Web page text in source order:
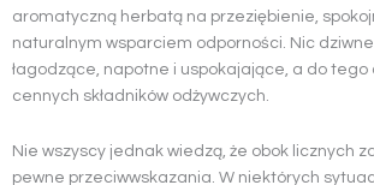
aromatyczną herbatą na przeziębienie,
naturalnym wsparciem odporności. Nic
łagodzące, napotne i uspokajające, a do
cennych składników odżywczych.
Nie wszyscy jednak wiedzą, że obok licznych
pewne przeciwwskazania. W niektórych